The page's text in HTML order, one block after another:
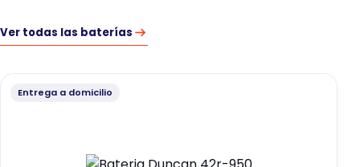
Ver todas las baterías
Entrega a domicilio